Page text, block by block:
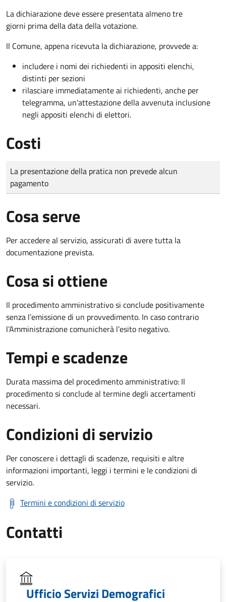
La dichiarazione deve essere presentata almeno tre
giorni prima della data della votazione.
Il Comune, appena ricevuta la dichiarazione, provvede a:
includere i nomi dei richiedenti in appositi elenchi,
distinti per sezioni
rilasciare immediatamente ai richiedenti, anche per
telegramma, un'attestazione della avvenuta inclusione
negli appositi elenchi di elettori.
Costi
Tipo di pagamento
Importo
La presentazione della pratica non prevede alcun
pagamento
Cosa serve
Per accedere al servizio, assicurati di avere tutta la
documentazione prevista.
Cosa si ottiene
Il procedimento amministrativo si conclude positivamente
senza l’emissione di un provvedimento. In caso contrario
l’Amministrazione comunicherà l’esito negativo.
Tempi e scadenze
Durata massima del procedimento amministrativo: Il
procedimento si conclude al termine degli accertamenti
necessari.
Condizioni di servizio
Per conoscere i dettagli di scadenze, requisiti e altre
informazioni importanti, leggi i termini e le condizioni di
servizio.
Termini e condizioni di servizio
Contatti
Ufficio Servizi Demografici